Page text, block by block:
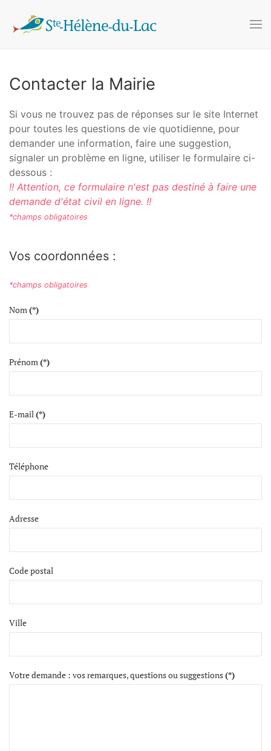
Accéder au contenu principal
Contacter la Mairie
Si vous ne trouvez pas de réponses sur le site Internet
pour toutes les questions de vie quotidienne, pour
demander une information, faire une suggestion,
signaler un problème en ligne, utiliser le formulaire ci-
dessous :
!! Attention, ce formulaire n'est pas destiné à faire une
demande d'état civil en ligne. !!
*champs obligatoires
Vos coordonnées :
*champs obligatoires
Nom(*)
Prénom(*)
E-mail(*)
Téléphone
Adresse
Code postal
Ville
Votre demande : vos remarques, questions ou suggestions(*)